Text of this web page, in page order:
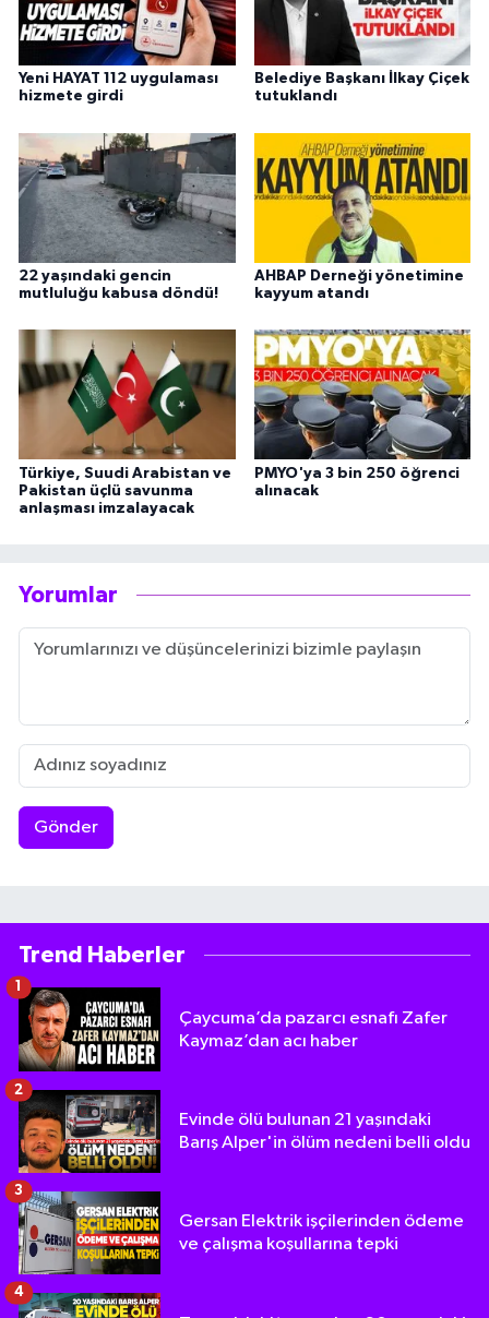
Yeni HAYAT 112 uygulaması
hizmete girdi
Belediye Başkanı İlkay Çiçek
tutuklandı
22 yaşındaki gencin
mutluluğu kabusa döndü!
AHBAP Derneği yönetimine
kayyum atandı
Türkiye, Suudi Arabistan ve
Pakistan üçlü savunma
anlaşması imzalayacak
PMYO'ya 3 bin 250 öğrenci
alınacak
Yorumlar
Gönder
Trend Haberler
Çaycuma’da pazarcı esnafı Zafer
Kaymaz’dan acı haber
Evinde ölü bulunan 21 yaşındaki
Barış Alper'in ölüm nedeni belli oldu
2
Gersan Elektrik işçilerinden ödeme
ve çalışma koşullarına tepki
3
4